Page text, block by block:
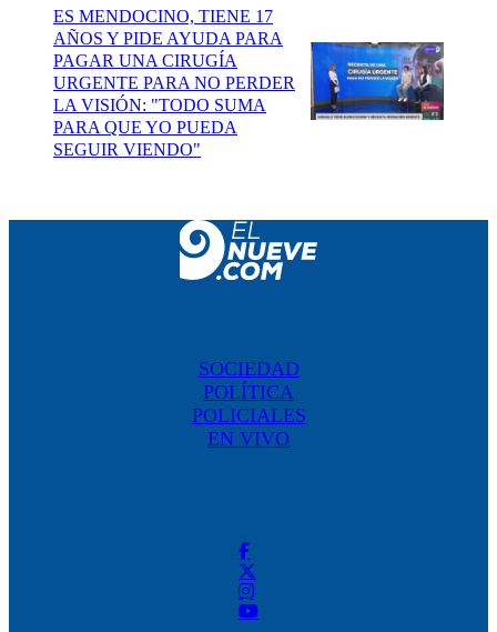
ES MENDOCINO, TIENE 17
AÑOS Y PIDE AYUDA PARA
PAGAR UNA CIRUGÍA
URGENTE PARA NO PERDER
LA VISIÓN: "TODO SUMA
PARA QUE YO PUEDA
SEGUIR VIENDO"
SOCIEDAD
POLÍTICA
POLICIALES
EN VIVO